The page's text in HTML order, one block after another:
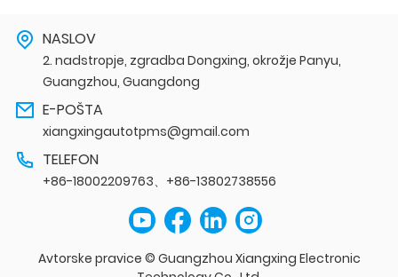
NASLOV
2. nadstropje, zgradba Dongxing, okrožje Panyu,
Guangzhou, Guangdong
E-POŠTA
xiangxingautotpms@gmail.com
TELEFON
+86-18002209763、+86-13802738556
Avtorske pravice © Guangzhou Xiangxing Electronic